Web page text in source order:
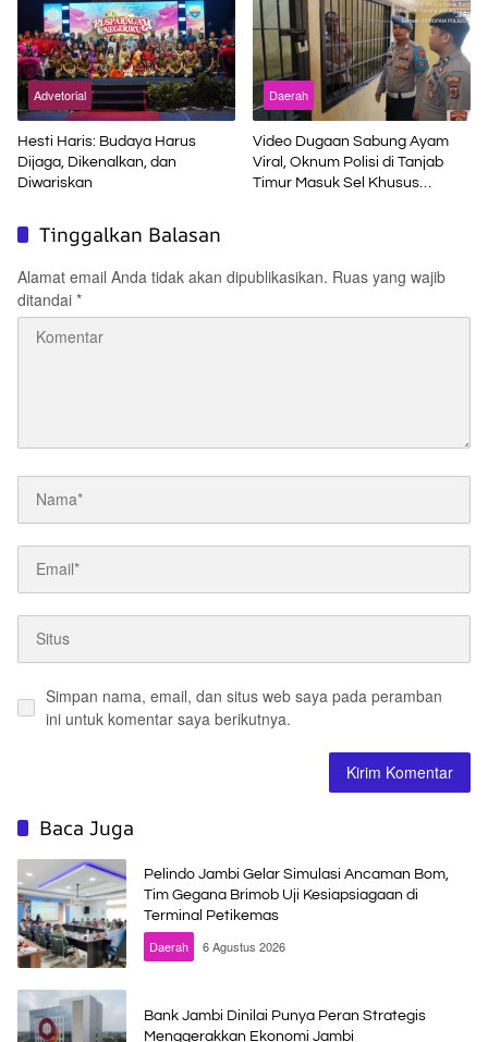
Advetorial
Hesti Haris: Budaya Harus
Dijaga, Dikenalkan, dan
Diwariskan
Daerah
Video Dugaan Sabung Ayam
Viral, Oknum Polisi di Tanjab
Timur Masuk Sel Khusus
Tinggalkan Balasan
Alamat email Anda tidak akan dipublikasikan. Ruas yang wajib
ditandai *
Simpan nama, email, dan situs web saya pada peramban
ini untuk komentar saya berikutnya.
Baca Juga
Pelindo Jambi Gelar Simulasi Ancaman Bom,
Tim Gegana Brimob Uji Kesiapsiagaan di
Terminal Petikemas
Daerah 6 Agustus 2026
Bank Jambi Dinilai Punya Peran Strategis
Menggerakkan Ekonomi Jambi